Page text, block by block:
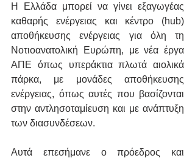
Η Ελλάδα μπορεί να γίνει εξαγωγέας
καθαρής ενέργειας και κέντρο (hub)
αποθήκευσης ενέργειας για όλη τη
Νοτιοανατολική Ευρώπη, με νέα έργα
ΑΠΕ όπως υπεράκτια πλωτά αιολικά
πάρκα, με μονάδες αποθήκευσης
ενέργειας, όπως αυτές που βασίζονται
στην αντλησοταμίευση και με ανάπτυξη
των διασυνδέσεων.
Αυτά επεσήμανε ο πρόεδρος και